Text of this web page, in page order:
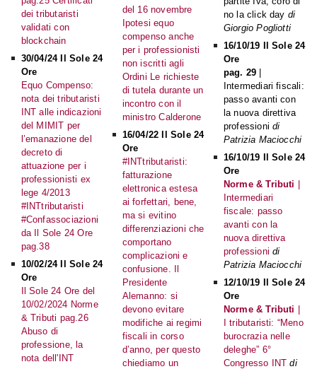
dei tributaristi
validati con
blockchain
30/04/24 Il Sole 24
Ore
Equo Compenso:
nota dei tributaristi
INT alle indicazioni
del MIMIT per
l’emanazione del
decreto di
attuazione per i
professionisti ex
lege 4/2013
#INTtributaristi
#Confassociazioni
da Il Sole 24 Ore
pag.38
10/02/24 Il Sole 24
Ore
Il Sole 24 Ore del
10/02/2024 Norme
& Tributi pag.26
Abuso di
professione, la
nota dell'INT
del 16 novembre
Ipotesi equo
compenso anche
per i professionisti
non iscritti agli
Ordini Le richieste
di tutela durante un
incontro con il
ministro Calderone
16/04/22 Il Sole 24
Ore
#INTtributaristi:
fatturazione
elettronica estesa
ai forfettari, bene,
ma si evitino
differenziazioni che
comportano
complicazioni e
confusione. Il
Presidente
Alemanno: si
devono evitare
modifiche ai regimi
fiscali in corso
d’anno, per questo
chiediamo un
no la click day di
Giorgio Pogliotti
16/10/19 Il Sole 24
Ore
pag. 29 |
Intermediari fiscali:
passo avanti con
la nuova direttiva
professionidi
Patrizia Maciocchi
16/10/19 Il Sole 24
Ore
Norme & Tributi |
Intermediari
fiscale: passo
avanti con la
nuova direttiva
professioni di
Patrizia Maciocchi
12/10/19 Il Sole 24
Ore
Norme & Tributi |
I tributaristi: “Meno
burocrazia nelle
deleghe” 6°
Congresso INT di